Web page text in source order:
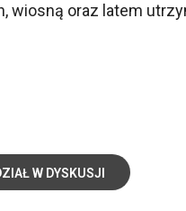
oraz latem
W DYSKUSJI